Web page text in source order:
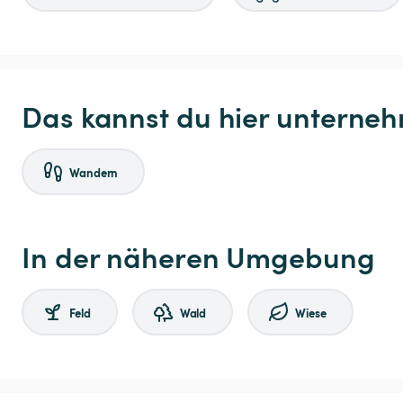
Das kannst du hier
Wandern
In der näheren Umgebung
Feld Wald Wiese